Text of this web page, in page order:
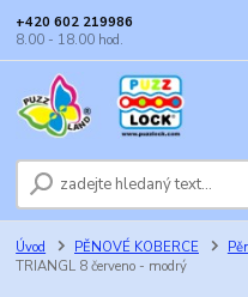
+420 602 219986
8.00 - 18.00 hod.
Úvod PĚNOVÉ KOBERCE
TRIANGL 8 červeno - modrý